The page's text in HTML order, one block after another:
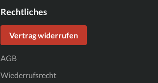
Rechtliches
Vertrag widerrufen
AGB
Wiederrufsrecht